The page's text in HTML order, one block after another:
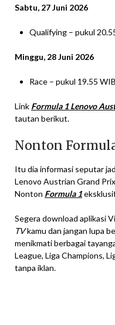
Sabtu, 27 Juni 2026
Qualifying – pukul
Minggu, 28 Juni 2026
Race – pukul 19.55 WIB
Link Formula 1 Lenovo
tautan berikut.
Nonton
Itu dia informasi seputar
Lenovo Austrian Grand
Nonton Formula 1
Segera download aplikasi
TVkamu dan jangan lupa
menikmati berbagai
League, Liga Champions,
tanpa iklan.